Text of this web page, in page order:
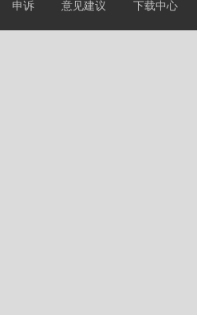
申诉 意见建议 下载中心